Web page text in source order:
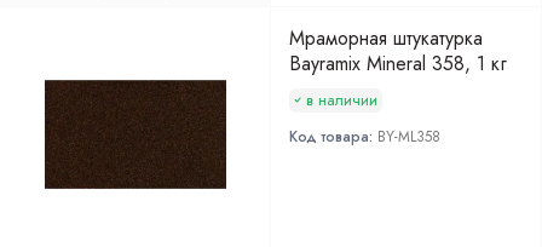
Мраморная штукатурка
Bayramix Mineral 358, 1 кг
в наличии
Код товара: BY-ML358